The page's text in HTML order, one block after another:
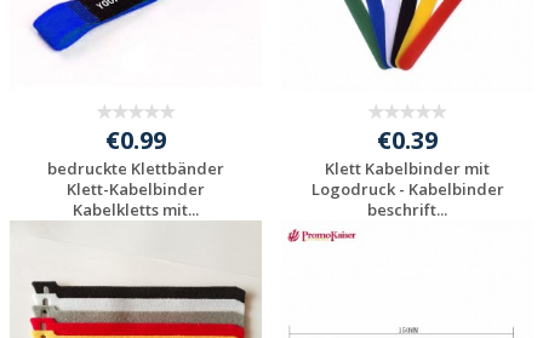
€0.99
bedruckte Klettbänder
Klett-Kabelbinder
Kabelkletts mit...
anfragen
€0.39
Klett Kabelbinder mit
Logodruck - Kabelbinder
beschrift...